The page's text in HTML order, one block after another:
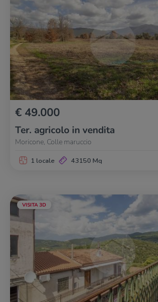
€ 49.000
Ter. agricolo in vendita
Moricone, Colle maruccio
1 locale 43150 Mq
VISITA 3D